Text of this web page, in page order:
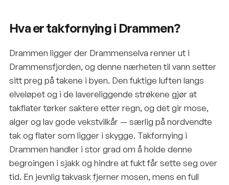
Hva er takfornying i Drammen?
Drammen ligger der Drammenselva renner ut i
Drammensfjorden, og denne nærheten til vann setter
sitt preg på takene i byen. Den fuktige luften langs
elveløpet og i de lavereliggende strøkene gjør at
takflater tørker saktere etter regn, og det gir mose,
alger og lav gode vekstvilkår — særlig på nordvendte
tak og flater som ligger i skygge. Takfornying i
Drammen handler i stor grad om å holde denne
begroingen i sjakk og hindre at fukt får sette seg over
tid. En jevnlig takvask fjerner mosen, mens en full